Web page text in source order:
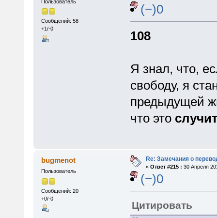
Пользователь
Сообщений: 58
+1/-0
(−)0
108
Я знал, что,
свободу, я
предыдущей
что это
bugmenot
Пользователь
Сообщений: 20
+0/-0
Re: Замечания о
« Ответ #215 : 30 Апреля
(−)0
Цитировать